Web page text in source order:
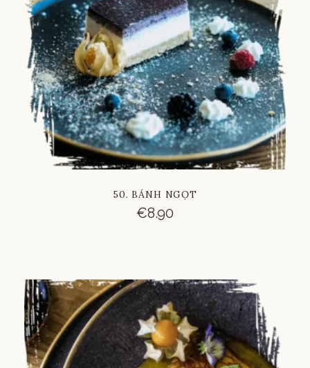
50. BÁNH NGỌT
€8.90